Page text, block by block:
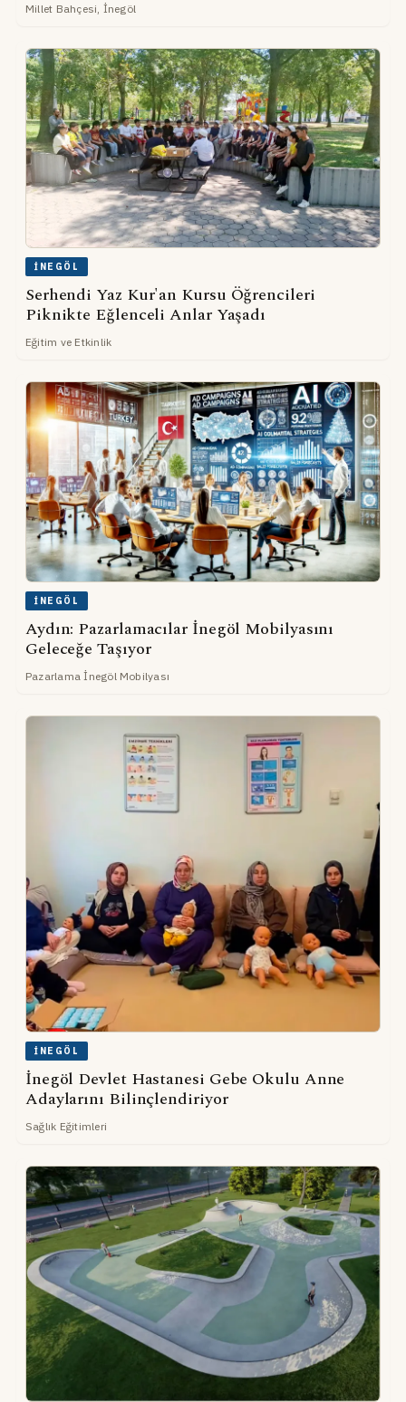
Millet Bahçesi, İnegöl
İNEGÖL
Serhendi Yaz Kur'an Kursu Öğrencileri
Piknikte Eğlenceli Anlar Yaşadı
Eğitim ve Etkinlik
İNEGÖL
Aydın: Pazarlamacılar İnegöl Mobilyasını
Geleceğe Taşıyor
Pazarlama İnegöl Mobilyası
İNEGÖL
İnegöl Devlet Hastanesi Gebe Okulu Anne
Adaylarını Bilinçlendiriyor
Sağlık Eğitimleri